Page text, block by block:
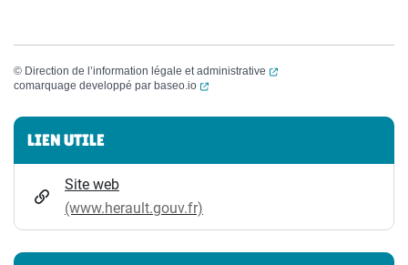
© Direction de l’information légale et administrative
(ouverture dans un
comarquage developpé par baseo.io (ouverture dans un nouvel onglet)
Informations complémentaires
LIEN UTILE
Site web
(www.herault.gouv.fr)